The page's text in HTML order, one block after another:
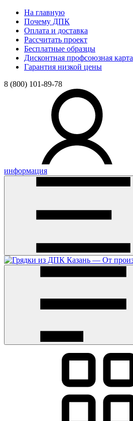
На главную
Почему ДПК
Оплата и доставка
Рассчитать проект
Бесплатные образцы
Дисконтная профсоюзная карта
Гарантия низкой цены
8 (800) 101-89-78
информация